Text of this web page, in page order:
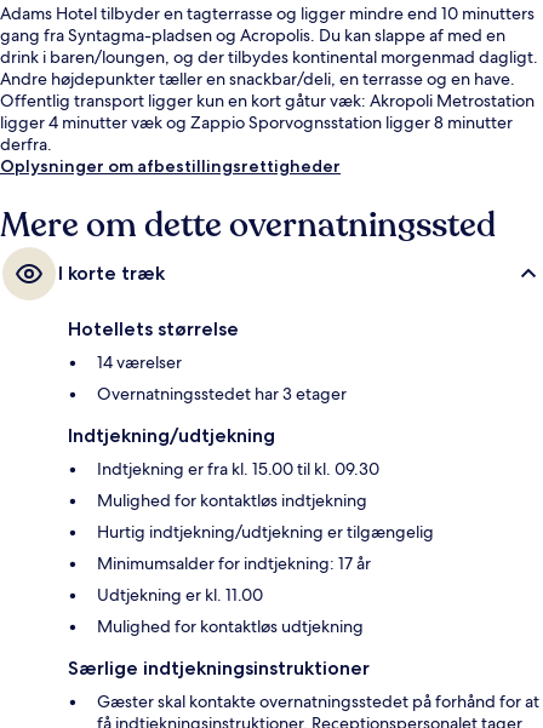
Adams Hotel tilbyder en tagterrasse og ligger mindre end 10 minutters
gang fra Syntagma-pladsen og Acropolis. Du kan slappe af med en
drink i baren/loungen, og der tilbydes kontinental morgenmad dagligt.
Andre højdepunkter tæller en snackbar/deli, en terrasse og en have.
Offentlig transport ligger kun en kort gåtur væk: Akropoli Metrostation
ligger 4 minutter væk og Zappio Sporvognsstation ligger 8 minutter
derfra.
Oplysninger om afbestillingsrettigheder
Mere om dette overnatningssted
I korte træk
Hotellets størrelse
14 værelser
Overnatningsstedet har 3 etager
Indtjekning/udtjekning
Indtjekning er fra kl. 15.00 til kl. 09.30
Mulighed for kontaktløs indtjekning
Hurtig indtjekning/udtjekning er tilgængelig
Minimumsalder for indtjekning: 17 år
Udtjekning er kl. 11.00
Mulighed for kontaktløs udtjekning
Særlige indtjekningsinstruktioner
Gæster skal kontakte overnatningsstedet på forhånd for at
få indtjekningsinstruktioner. Receptionspersonalet tager